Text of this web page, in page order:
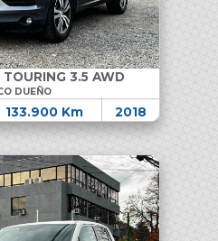
3.5 AWD
DUEÑO
133.900 Km 2018